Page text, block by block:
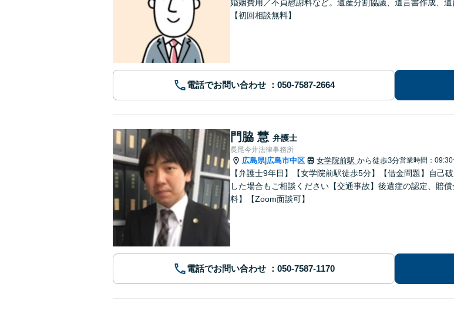
婚姻費用／不貞慰謝料など。遺産分割協議、遺言書作成、
【初回相談無料】
電話でお問い合わせ
門脇 慧 弁護士
長尾今井法律事務所
広島県| 広島市中区 女学院前駅 から徒歩3分営業時間：
【弁護士9年目】【女学院前駅徒歩5分】【借金問題】自
した場合もご相談ください【交通事故】後遺症の認定、賠
料】【Zoom面談可】
電話でお問い合わせ